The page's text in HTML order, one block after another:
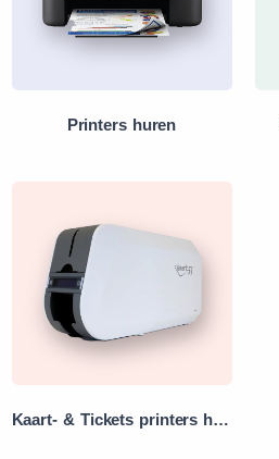
Printers huren
Kaart- & Tickets printers huren